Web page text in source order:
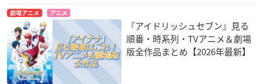
劇場アニメ アニメ
『アイドリッシュセブン』見る
順番・時系列・TVアニメ＆劇場
版全作品まとめ【2026年最新】